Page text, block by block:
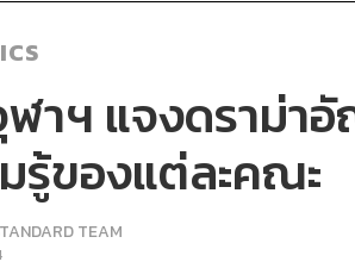
าฯ แจงดราม่า
รู้ของแต่ละคณะ
TEAM